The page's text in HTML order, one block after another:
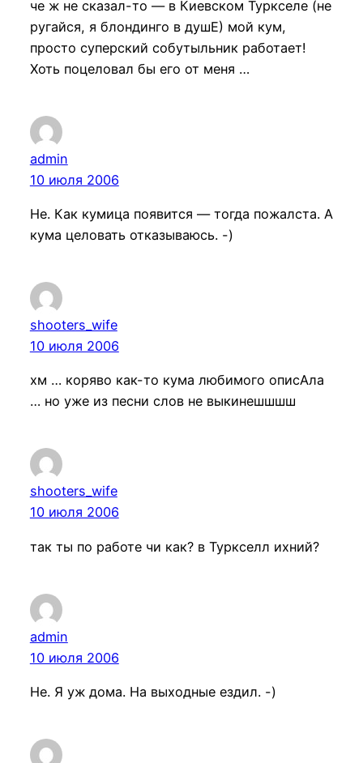
че ж не сказал-то — в Киевском Туркселе (не
ругайся, я блондинго в душЕ) мой кум,
просто суперский собутыльник работает!
Хоть поцеловал бы его от меня …
admin
10 июля 2006
Не. Как кумица появится — тогда пожалста. А
кума целовать отказываюсь. -)
shooters_wife
10 июля 2006
хм … коряво как-то кума любимого описАла
… но уже из песни слов не выкинешшшш
shooters_wife
10 июля 2006
так ты по работе чи как? в Туркселл ихний?
admin
10 июля 2006
Не. Я уж дома. На выходные ездил. -)